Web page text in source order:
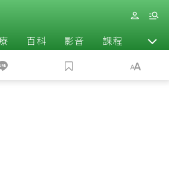
百科 影音 課程 退休